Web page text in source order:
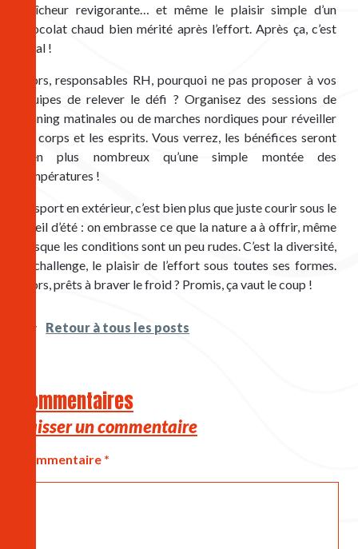
fraîcheur revigorante… et même le plaisir simple d’un
chocolat chaud bien mérité après l’effort. Après ça, c’est
légal !
Alors, responsables RH, pourquoi ne pas proposer à vos
équipes de relever le défi ? Organisez des sessions de
running matinales ou de marches nordiques pour réveiller
les corps et les esprits. Vous verrez, les bénéfices seront
bien plus nombreux qu’une simple montée des
températures !
Le sport en extérieur, c’est bien plus que juste courir sous le
soleil d’été : on embrasse ce que la nature a à offrir, même
lorsque les conditions sont un peu rudes. C’est la diversité,
le challenge, le plaisir de l’effort sous toutes ses formes.
Alors, prêts à braver le froid ? Promis, ça vaut le coup !
Retour à tous les posts
Commentaires
Laisser un commentaire
Commentaire *